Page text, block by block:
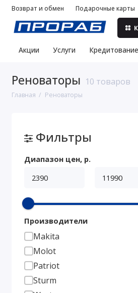
Возврат и обмен Подарочные карты
Акции Услуги Кредитование
Реноваторы 10 товаров
Главная Реноваторы
Фильтры
Диапазон цен, р.
Производители
Makita
Molot
Patriot
Sturm